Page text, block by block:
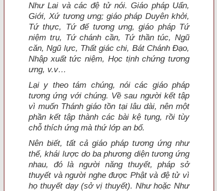
Như Lai và các đệ tử nói. Giáo pháp Uẩn,
Giới, Xứ tương ưng; giáo pháp Duyên khởi,
Tứ thực, Tứ đế tương ưng, giáo pháp Tứ
niệm trụ, Tứ chánh cần, Tứ thần túc, Ngũ
căn, Ngũ lực, Thất giác chi, Bát Chánh Đạo,
Nhập xuất tức niệm, Học tịnh chứng tương
ưng, v.v…
Lại y theo tám chúng, nói các giáo pháp
tương ứng với chúng. Về sau người kết tập
vì muốn Thánh giáo tồn tại lâu dài, nên một
phần kết tập thành các bài kệ tụng, rồi tùy
chỗ thích ứng mà thứ lớp an bố.
Nên biết, tất cả giáo pháp tương ứng như
thế, khái lược do ba phương diện tương ứng
nhau, đó là người năng thuyết, pháp sở
thuyết và người nghe được Phật và đệ tử vì
họ thuyết dạy (sở vị thuyết). Như hoặc Như